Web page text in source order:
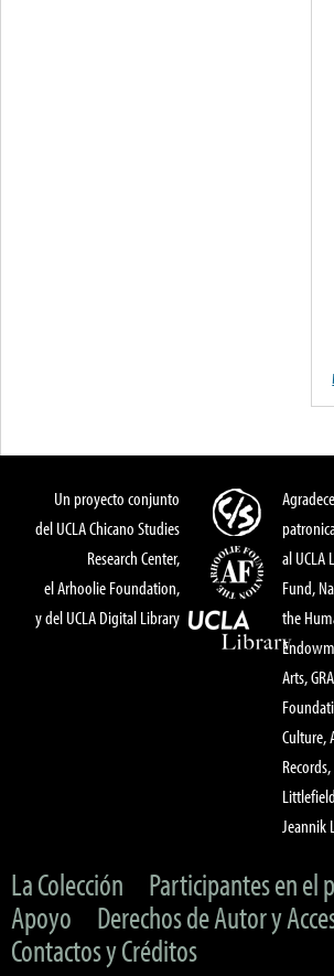
Un proyecto conjunto
del UCLA Chicano Studies
Research Center,
el Arhoolie Foundation,
y del UCLA Digital Library
al UCLA
Fund,
the
Arts,
Culture,
Jeannik
La Colección
Participantes en el
Apoyo
Derechos de Autor y
Contactos y Créditos